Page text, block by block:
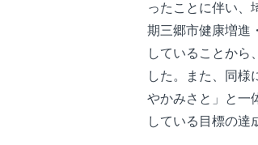
ったことに伴い、
期三郷市健康増進
していることから
した。また、同様
やかみさと」と一
している目標の達